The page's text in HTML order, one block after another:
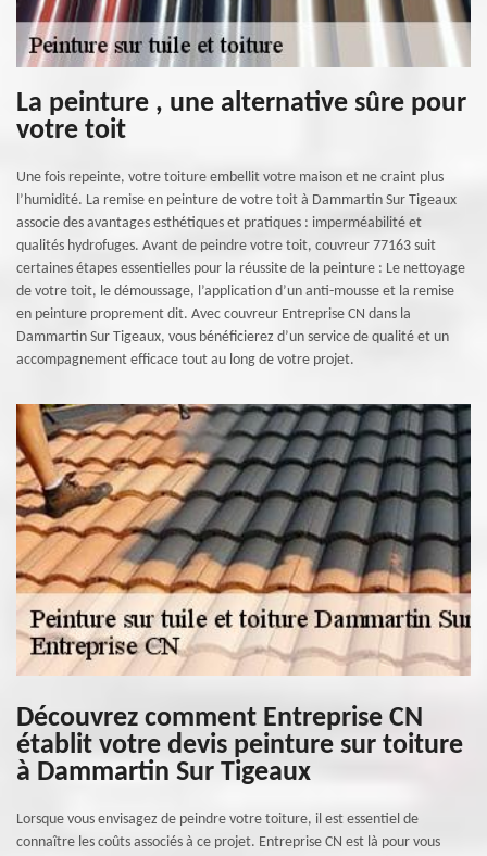
La peinture , une alternative sûre pour
votre toit
Une fois repeinte, votre toiture embellit votre maison et ne craint plus
l’humidité. La remise en peinture de votre toit à Dammartin Sur Tigeaux
associe des avantages esthétiques et pratiques : imperméabilité et
qualités hydrofuges. Avant de peindre votre toit, couvreur 77163 suit
certaines étapes essentielles pour la réussite de la peinture : Le nettoyage
de votre toit, le démoussage, l’application d’un anti-mousse et la remise
en peinture proprement dit. Avec couvreur Entreprise CN dans la
Dammartin Sur Tigeaux, vous bénéficierez d’un service de qualité et un
accompagnement efficace tout au long de votre projet.
Découvrez comment Entreprise CN
établit votre devis peinture sur toiture
à Dammartin Sur Tigeaux
Lorsque vous envisagez de peindre votre toiture, il est essentiel de
connaître les coûts associés à ce projet. Entreprise CN est là pour vous